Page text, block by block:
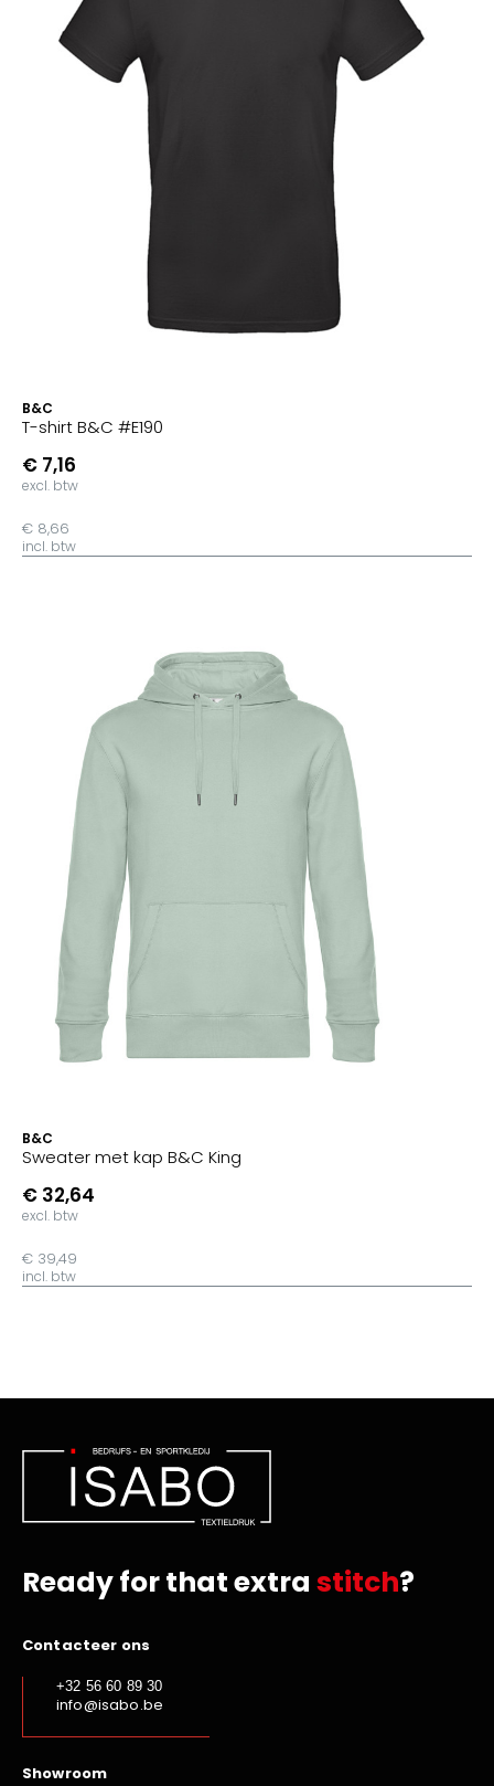
B&C
T-shirt B&C #E190
€ 7,16
excl. btw
€ 8,66
incl. btw
B&C
Sweater met kap B&C King
€ 32,64
excl. btw
€ 39,49
incl. btw
Ready for that extra stitch?
Contacteer ons
+32 56 60 89 30
info@isabo.be
Showroom